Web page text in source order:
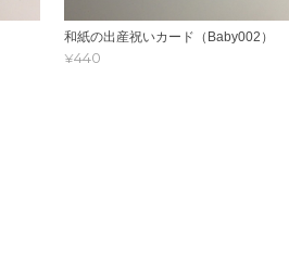
和紙の出産祝いカード（Baby002）
¥440